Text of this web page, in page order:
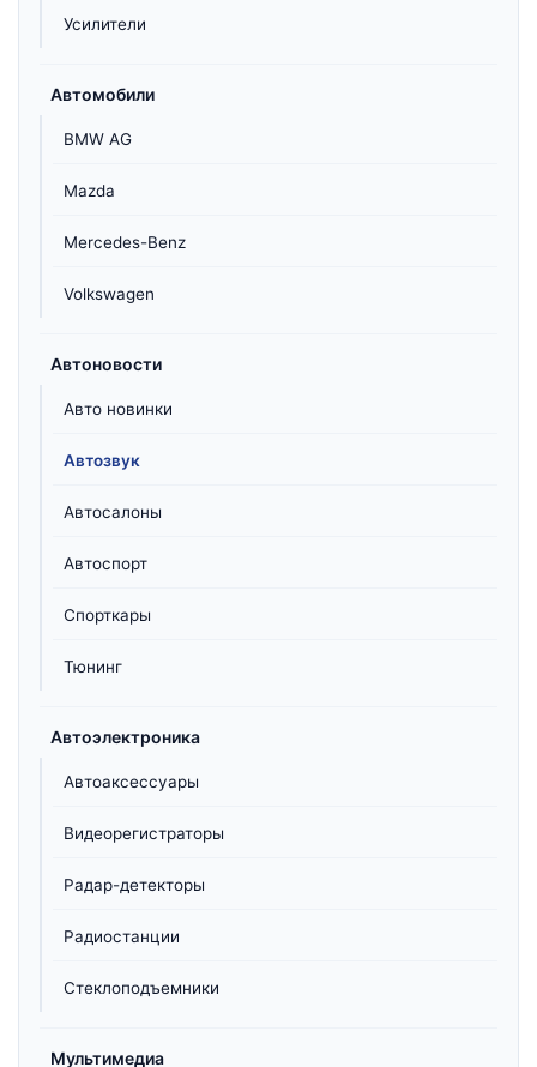
Усилители
Автомобили
BMW AG
Mazda
Mercedes-Benz
Volkswagen
Автоновости
Авто новинки
Автозвук
Автосалоны
Автоспорт
Спорткары
Тюнинг
Автоэлектроника
Автоаксессуары
Видеорегистраторы
Радар-детекторы
Радиостанции
Стеклоподъемники
Мультимедиа